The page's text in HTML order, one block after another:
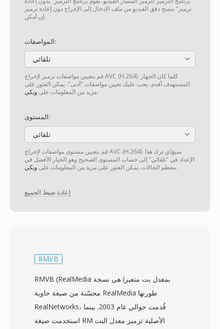
ترميز" بنسخ دفق الفيديو من ملف الإدخال إلى الإخراج دون إعادة ترميز
إن أمكن.
المواصفات:
تلقائي
قم بتعيين مواصفات ترميز لإخراج AVC (H.264). كلما كان الجهاز
المستهدف أقدم، يجب عليك تعيين مواصفات "أدنى". يمكن العثور على
مزيد من المعلومات على ويكي .
المستوى:
تلقائي
قم بتعيين مستوى مواصفات لإخراج AVC (H.264). سيؤدّي ترك هذا
الإعداد في "تلقائي" إلى حساب المستوى الصحيح وهو الخيار الأفضل في
معظم الحالات. يمكن العثور على مزيد من المعلومات على ويكي .
إعادة ضبط الجميع
RMVB
RMVB (RealMedia بمعدل بت متغير) هي نسخة
محسّنة من صيغة حاوية RealMedia طورتها
RealNetworks، قُدمت حوالي عام 2003. بينما
استخدمت صيغة RM الأصلية ترميز معدل البت